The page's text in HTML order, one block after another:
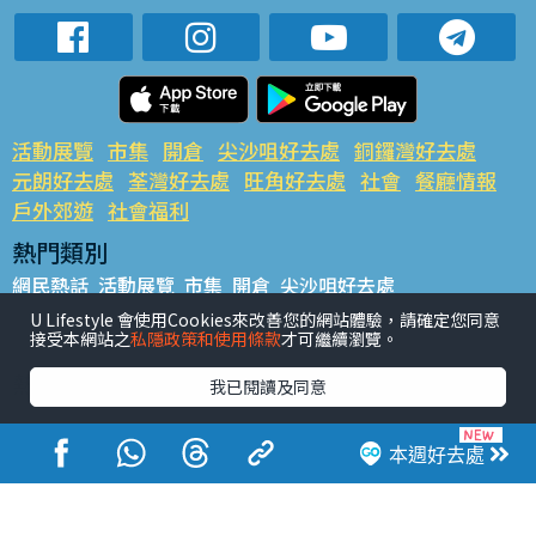
本週好去處
活動展覽 市集 開倉 尖沙咀好去處 銅鑼灣好去處
元朗好去處 荃灣好去處 旺角好去處 社會 餐廳情報
戶外郊遊 社會福利
熱門類別
網民熱話 活動展覽 市集 開倉 尖沙咀好去處
銅鑼灣好去處 元朗好去處 荃灣好去處 旺角好去處 社會
餐廳情報 戶外郊遊
熱門標籤
#UGO搵好去處 #人氣活動推介 #美食社群熱話
#親子玩樂好去處
#ULifestyle應用程式
#限時搶
#UJetso禮物放送
#ULifestyle商戶中心 #著數 #網絡熱話
U Lifestyle 會使用Cookies來改善您的網站體驗，請確定您同意
接受本網站之私隱政策和使用條款才可繼續瀏覽。
我已閱讀及同意